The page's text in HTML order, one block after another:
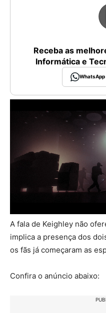
Receba as
Informática e
WhatsApp
A fala de Keighley não
implica a presença dos
os fãs já começaram as
Confira o anúncio abaixo: